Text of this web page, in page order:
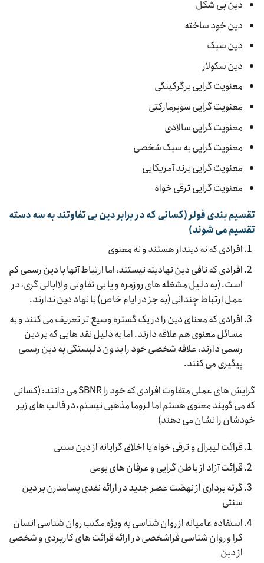
دین بی شکل
دین خود ساخته
دین سبک
دین سکولار
معنویت گرایی برگرکینگی
معنویت گرایی سوپرمارکتی
معنویت گرایی سالادی
معنویت گرایی به سبک شخصی
معنویت گرایی برند آمریکایی
معنویت گرایی ترقی خواه
تقسیم بندی فولر (کسانی که در برابر دین بی تفاوتند به سه دسته
تقسیم می شوند)
افرادی که نه دیندار هستند و نه معنوی
افرادی که نافی دین نهادینه نیستند، اما ارتباط آنها با دین رسمی کم
است. (به دلیل مشغله های روزمره و یا بی تفاوتی و لاابالی گری، در
عمل ارتباط چندانی (به جز در ایام خاص) با نهاد دین ندارند.
افرادی که معنای دین را در یک گستره وسیع تر تعریف می کنند و به
مسائل معنوی هم علاقه دارند. اما به دلیل نقد هایی که بر دین
رسمی دارند، علاقه شخصی خود را بدون دلبستگی به دین رسمی
پیگیری می کنند.
گرایش های عملی متفاوت افرادی که خود را SBNR می دانند: (کسانی
که می گویند معنوی هستم اما لزوما مذهبی نیستم، در قالب های زیر
خودشان را نشان می دهند)
قرائت لیبرال و ترقی خواه یا اخلاق گرایانه از دین سنتی
قرائت آزاد از باطن گرایی و عرفان های بومی
گرته برداری از نهضت عصر جدید در ارائه نقدی پسامدرن بر دین
سنتی
استفاده عامیانه از روان شناسی به ویژه مکتب روان شناسی انسان
گرا و روان شناسی فراشخصی در ارائه قرائت های کاربردی و شخصی
از دین